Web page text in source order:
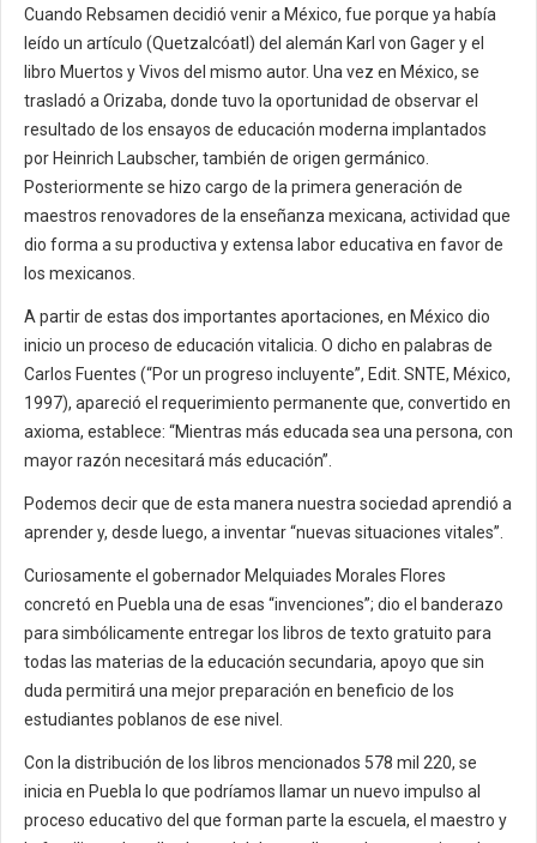
Cuando Rebsamen decidió venir a México, fue porque ya había
leído un artículo (Quetzalcóatl) del alemán Karl von Gager y el
libro Muertos y Vivos del mismo autor. Una vez en México, se
trasladó a Orizaba, donde tuvo la oportunidad de observar el
resultado de los ensayos de educación moderna implantados
por Heinrich Laubscher, también de origen germánico.
Posteriormente se hizo cargo de la primera generación de
maestros renovadores de la enseñanza mexicana, actividad que
dio forma a su productiva y extensa labor educativa en favor de
los mexicanos.
A partir de estas dos importantes aportaciones, en México dio
inicio un proceso de educación vitalicia. O dicho en palabras de
Carlos Fuentes (“Por un progreso incluyente”, Edit. SNTE, México,
1997), apareció el requerimiento permanente que, convertido en
axioma, establece: “Mientras más educada sea una persona, con
mayor razón necesitará más educación”.
Podemos decir que de esta manera nuestra sociedad aprendió a
aprender y, desde luego, a inventar “nuevas situaciones vitales”.
Curiosamente el gobernador Melquiades Morales Flores
concretó en Puebla una de esas “invenciones”; dio el banderazo
para simbólicamente entregar los libros de texto gratuito para
todas las materias de la educación secundaria, apoyo que sin
duda permitirá una mejor preparación en beneficio de los
estudiantes poblanos de ese nivel.
Con la distribución de los libros mencionados 578 mil 220, se
inicia en Puebla lo que podríamos llamar un nuevo impulso al
proceso educativo del que forman parte la escuela, el maestro y